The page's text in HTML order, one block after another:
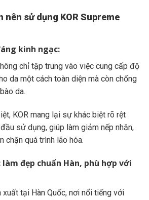
nên sử dụng KOR Supreme
kinh ngạc:
chỉ tập trung vào việc cung cấp độ
da một cách toàn diện mà còn chống
da.
KOR mang lại sự khác biệt rõ rệt
sử dụng, giúp làm giảm nếp nhăn,
chặn quá trình lão hóa.
làm đẹp chuẩn Hàn, phù hợp với
tại Hàn Quốc, nơi nổi tiếng với